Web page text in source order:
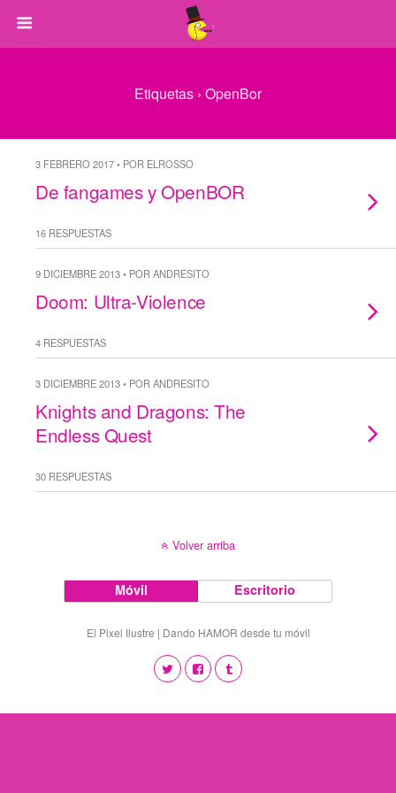
Etiquetas › OpenBor
3 FEBRERO 2017 • POR ELROSSO
De fangames y OpenBOR
16 RESPUESTAS
9 DICIEMBRE 2013 • POR ANDRESITO
Doom: Ultra-Violence
4 RESPUESTAS
3 DICIEMBRE 2013 • POR ANDRESITO
Knights and Dragons: The
Endless Quest
30 RESPUESTAS
Volver arriba
Móvil Escritorio
El Pixel Ilustre | Dando HAMOR desde tu móvil